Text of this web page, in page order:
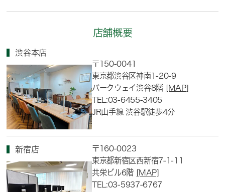
店舗概要
渋谷本店
〒150-0041
東京都渋谷区神南1-20-9
パークウェイ渋谷8階 [MAP]
TEL:03-6455-3405
JR山手線 渋谷駅徒歩4分
新宿店
〒160-0023
東京都新宿区西新宿7-1-11
共栄ビル6階 [MAP]
TEL:03-5937-6767